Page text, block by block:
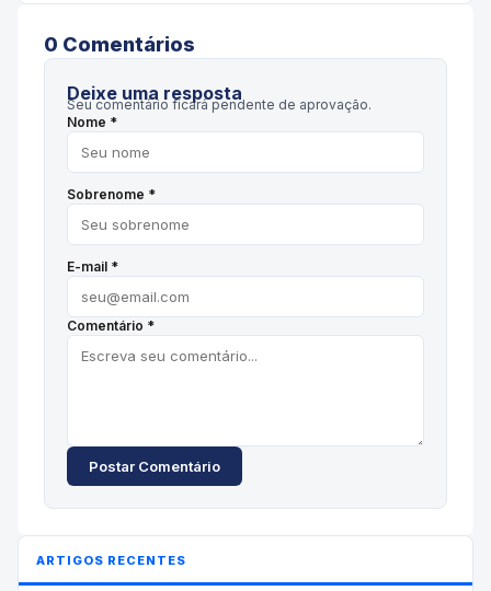
0 Comentários
Deixe uma resposta
Seu comentário ficará pendente de aprovação.
Nome *
Sobrenome *
E-mail *
Comentário *
Postar Comentário
ARTIGOS RECENTES